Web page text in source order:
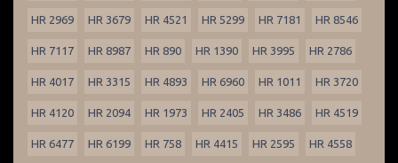
HR 2969 HR 3679 HR 4521 HR 5299 HR 7181 HR 8546
HR 7117 HR 8987 HR 890 HR 1390 HR 3995 HR 2786
HR 4017 HR 3315 HR 4893 HR 6960 HR 1011 HR 3720
HR 4120 HR 2094 HR 1973 HR 2405 HR 3486 HR 4519
HR 6477 HR 6199 HR 758 HR 4415 HR 2595 HR 4558